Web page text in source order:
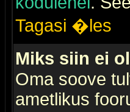
Tagasi �les
Miks siin ei
Oma soove
ametlikus